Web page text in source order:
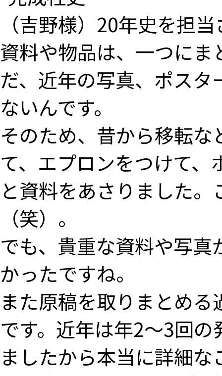
（吉野様）20年史を担
資料や物品は、一つに
だ、近年の写真、ポス
ないんです。
そのため、昔から移転
て、エプロンをつけて
と資料をあさりました
（笑）。
でも、貴重な資料や写
かったですね。
また原稿を取りまとめ
です。近年は年2～3回
ましたから本当に詳細